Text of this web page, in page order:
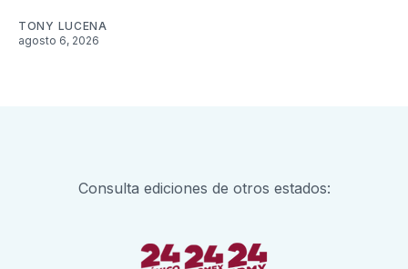
TONY LUCENA
agosto 6, 2026
Consulta ediciones de otros estados: